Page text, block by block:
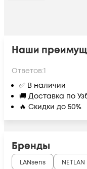
Наши
Ответов:1
✅ В наличии
🚚 Доставка по
🔥 Скидки до 50%
Бренды
LANsens NETLAN